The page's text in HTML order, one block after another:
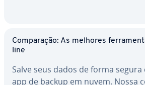
Com­pa­ra­ção: As melhores
line
Salve seus dados de forma
app de backup em nuvem. Nossa